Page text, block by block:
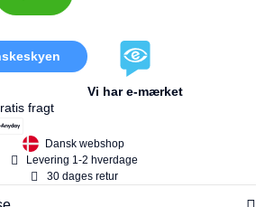
Vi har e-mærket
fragt
Dansk webshop
Levering 1-2 hverdage
30 dages retur